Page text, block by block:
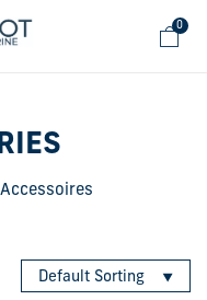
0
Accessoires
Default Sorting